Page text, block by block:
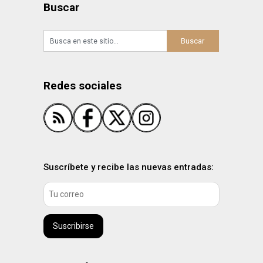
Buscar
Redes sociales
Suscríbete y recibe las nuevas entradas:
Suscribirse